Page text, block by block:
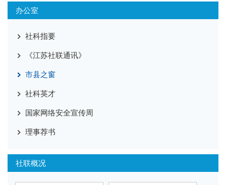
办公室
社科指要
《江苏社联通讯》
市县之窗
社科英才
国家网络安全宣传周
理事荐书
社联概况